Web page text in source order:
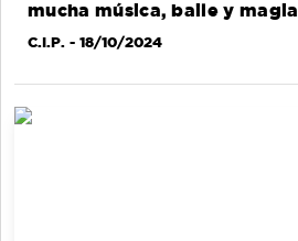
mucha música, baile y magia
C.I.P. - 18/10/2024